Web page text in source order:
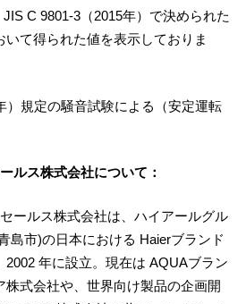
C 9801-3（2015年）で決められた
て得られた値を表示しておりま
）規定の騒音試験による（安定運転
ルス株式会社について：
ールス株式会社は、ハイアールグル
島市)の日本における Haierブランド
年に設立。現在は AQUAブラン
株式会社や、世界向け製品の企画開